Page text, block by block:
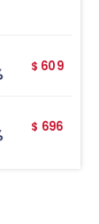
$ 609
$ 696